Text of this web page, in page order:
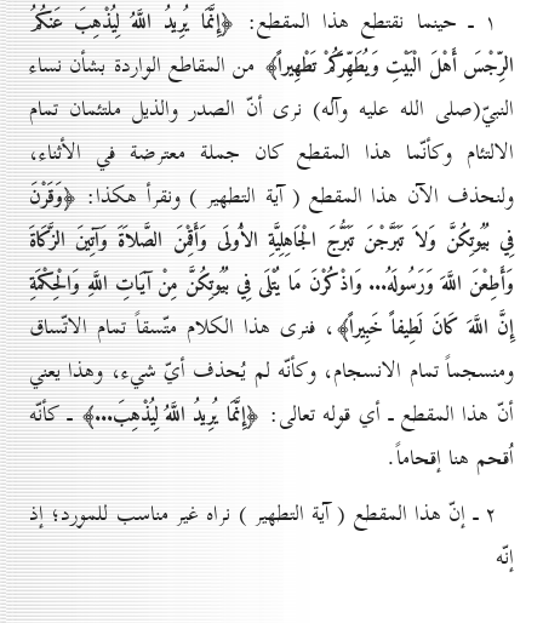
۱ ـ حينما نقتطع هذا المقطع:
﴿إِنَّمَا يُرِيدُ اللَّهُ لِيُذْهِبَ عَنكُمُ
الرِّجْسَ أَهْلَ الْبَيْتِ وَيُطَهِّرَكُمْ تَطْهِيراً﴾ من المقاطع الواردة بشأن نساء
النبيّ(صلى الله عليه وآله) نرى أنّ الصدر والذيل ملتئمان تمام
الالتئام وكأنّما هذا المقطع كان جملة معترضة في الأثناء،
ولنحذف الآن هذا المقطع ( آية التطهير ) ونقرأ هكذا:﴿وَقَرْنَ
فِي بُيُوتِكُنَّ وَلاَ تَبَرَّجْنَ تَبَرُّجَ الْجَاهِلِيَّةِ الاُْولَى وَأَقِمْنَ الصَّلاَةَ وَآتِينَ الزَّكَاةَ
وَأَطِعْنَ اللَّهَ وَرَسُولَهُ... وَاذْكُرْنَ مَا يُتْلَى فِي بُيُوتِكُنَّ مِنْ آيَاتِ اللَّهِ وَالْحِكْمَةِ
إِنَّ اللَّهَ كَانَ لَطِيفاً خَبِيراً﴾، فنرى هذا الكلام متّسقاً تمام الاتّساق
ومنسجماً تمام الانسجام، وكأنّه لم يُحذف أيّ شيء، وهذا يعني
أنّ هذا المقطع ـ أي قوله تعالى: ﴿إِنَّمَا يُرِيدُ اللَّهُ لِيُذْهِبَ...﴾ـ كأنّه
اُقحم هنا إقحاماً.
۲ ـ إنّ هذا المقطع ( آية التطهير ) نراه غير مناسب للمورد؛ إذ
إنّه